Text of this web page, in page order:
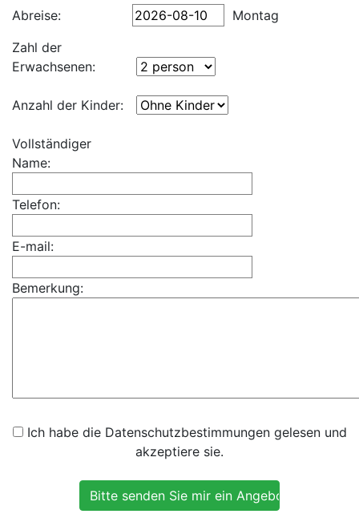
Abreise:
Montag
Zahl der
Erwachsenen:
Anzahl der Kinder:
Vollständiger
Name:
Telefon:
E-mail:
Bemerkung:
Ich habe die Datenschutzbestimmungen gelesen und
akzeptiere sie.